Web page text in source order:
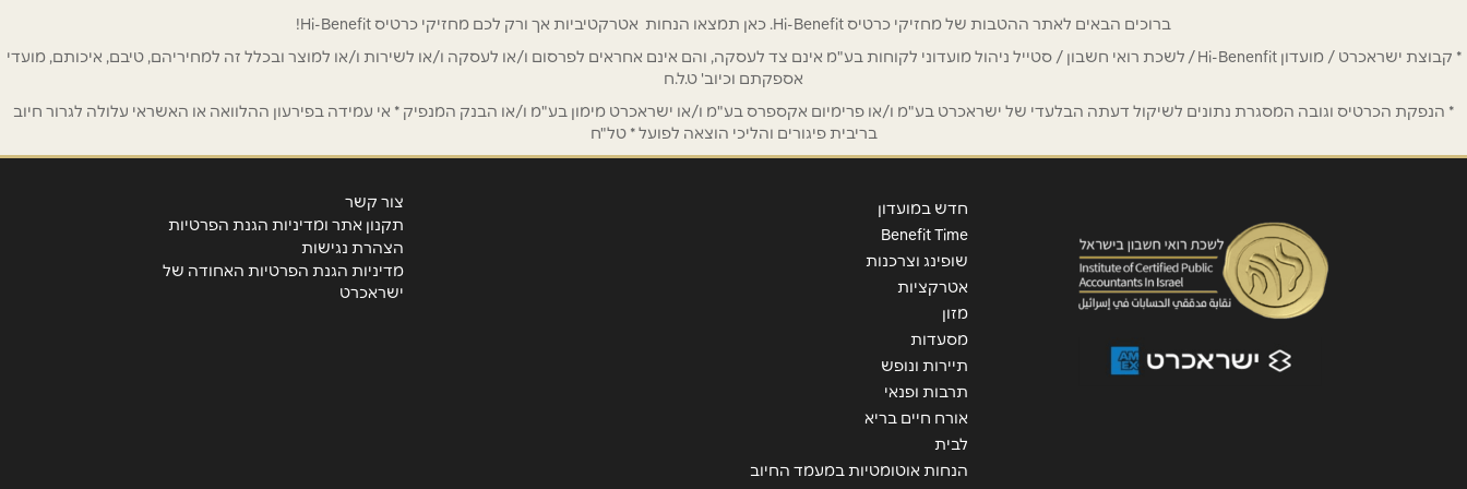
נושא*
ברוכים הבאים לאתר ההטבות של מחזיקי כרטיס Hi-Benefit. כאן תמצאו הנחות אטרקטיביות אך ורק לכם מחזיקי כרטיס Hi-Benefit!
* קבוצת ישראכרט / מועדון Hi-Benenfit / לשכת רואי חשבון / סטייל ניהול מועדוני לקוחות בע"מ אינם צד לעסקה, והם אינם אחראים לפרסום ו/או לעסקה ו/או לשירות ו/או למוצר ובכלל זה למחיריהם, טיבם, איכותם, מועדי
אספקתם וכיוב' ט.ל.ח
* הנפקת הכרטיס וגובה המסגרת נתונים לשיקול דעתה הבלעדי של ישראכרט בע"מ ו/או פרימיום אקספרס בע"מ ו/או ישראכרט מימון בע"מ ו/או הבנק המנפיק * אי עמידה בפירעון ההלוואה או האשראי עלולה לגרור חיוב
בריבית פיגורים והליכי הוצאה לפועל * טל"ח
חדש במועדון
Benefit Time
שופינג וצרכנות
אטרקציות
מזון
מסעדות
תיירות ונופש
תרבות ופנאי
אורח חיים בריא
לבית
הנחות אוטומטיות במעמד החיוב
צור קשר
תקנון אתר ומדיניות הגנת הפרטיות
הצהרת נגישות
מדיניות הגנת הפרטיות האחודה של
ישראכרט